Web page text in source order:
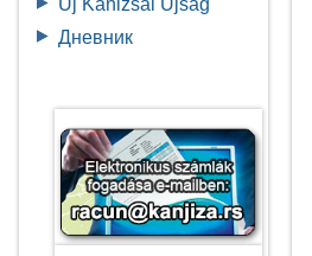
Új Kanizsai Újság
Дневник